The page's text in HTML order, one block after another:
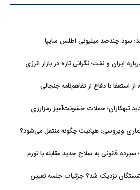
سود چندصد میلیونی اطلس سایپا
ایران و نفت؛ نگرانی تازه در بازار انرژی
تا دفاع از تفاهم‌نامه جنجالی
تبهکاران؛ حملات خشونت‌آمیز رمزارزی
ویروسی؛ هپاتیت چگونه منتقل می‌شود؟
سپرده قانونی به سلاح جدید مقابله با تورم
نزدیک شد؟ جزئیات جلسه تعیین